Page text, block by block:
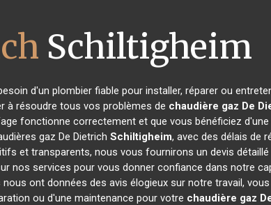
Schiltigheim
d'un plombier fiable pour installer, réparer ou
à résoudre tous vos problèmes de chaudière gaz De
fonctionne correctement et que vous bénéficiez d'une
gaz De Dietrich Schiltigheim, avec des délais de
et transparents, nous vous fournirons un devis détaillé
nos services pour vous donner confiance dans notre
ont données des avis élogieux sur notre travail,
ou d'une maintenance pour votre chaudière gaz